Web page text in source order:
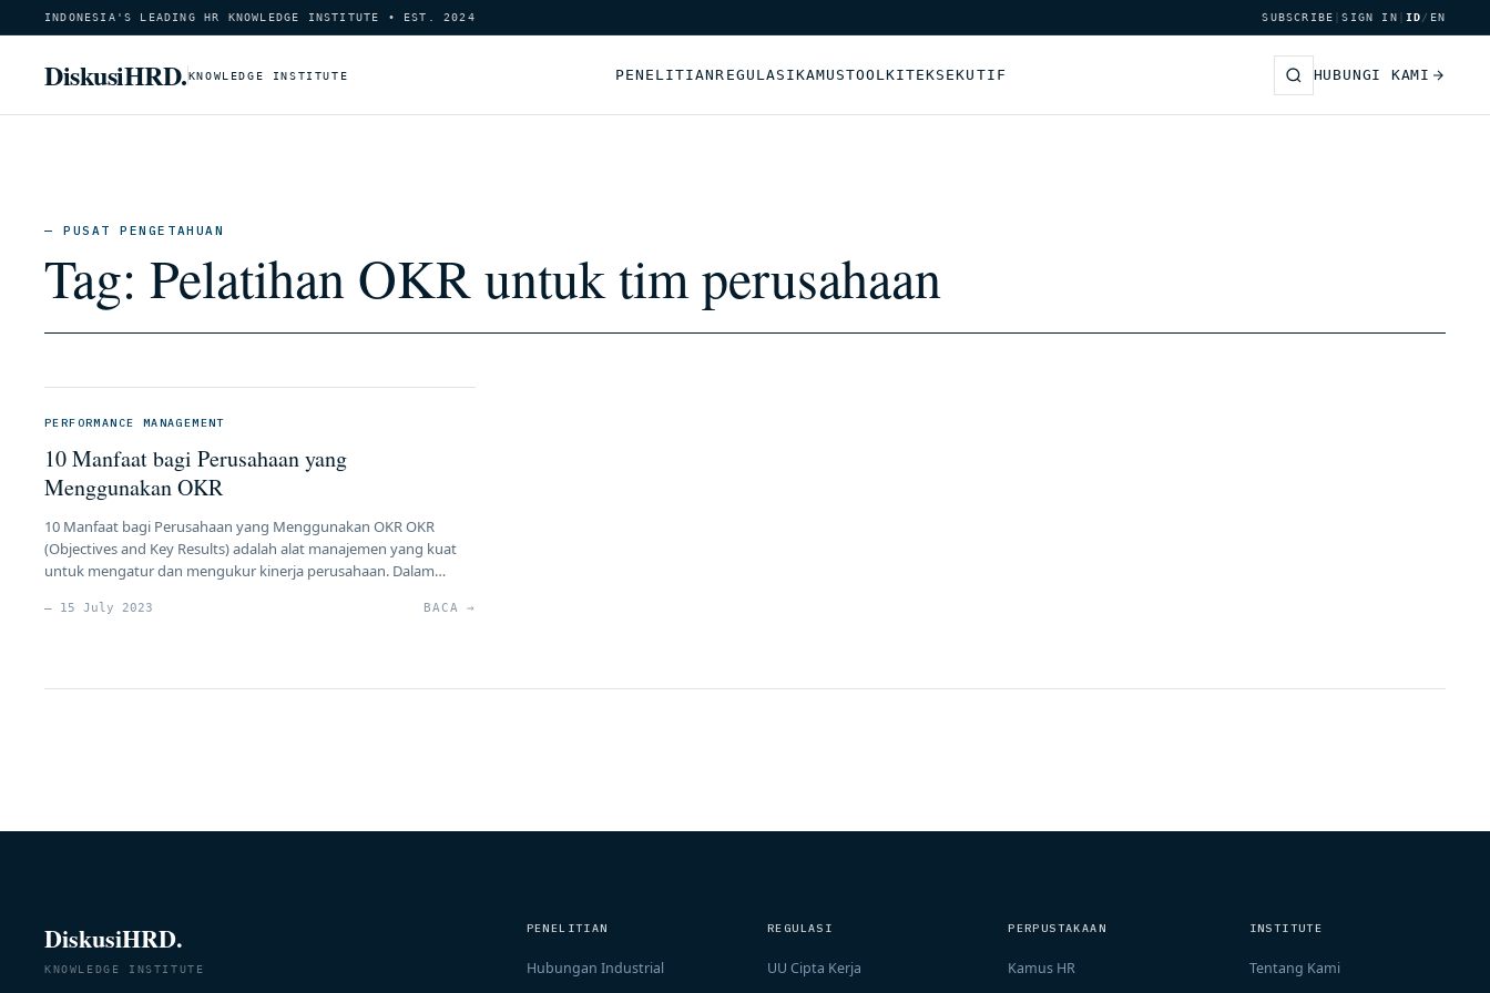
INDONESIA'S LEADING HR KNOWLEDGE INSTITUTE • EST. 2024 SUBSCRIBE |SIGN IN ID/ EN
DiskusiHRD.KNOWLEDGE INSTITUTE PENELITIANREGULASIKAMUSTOOLKITEKSEKUTIF HUBUNGI KAMI
— PUSAT PENGETAHUAN
Tag: Pelatihan OKR untuk tim perusahaan
PERFORMANCE MANAGEMENT
10 Manfaat bagi Perusahaan yang
Menggunakan OKR
10 Manfaat bagi Perusahaan yang Menggunakan OKR OKR
(Objectives and Key Results) adalah alat manajemen yang kuat
untuk mengatur dan mengukur kinerja perusahaan. Dalam
dan 10 manfaat yang signifikan bagi perusahaan yang
— 15 July 2023 BACA →
DiskusiHRD.
KNOWLEDGE INSTITUTE
PENELITIAN
Hubungan Industrial
REGULASI
UU Cipta Kerja
PERPUSTAKAAN
Kamus HR
INSTITUTE
Tentang Kami